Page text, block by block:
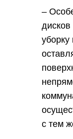
FIAT
FIAT-
GEHL
–
дисков
уборку
с тем